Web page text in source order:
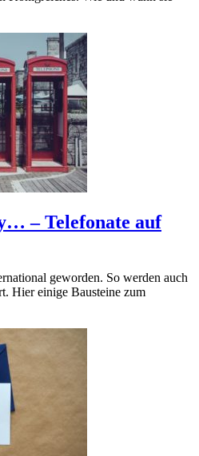
– Telefonate auf
geworden. So werden auch
Hier einige Bausteine zum